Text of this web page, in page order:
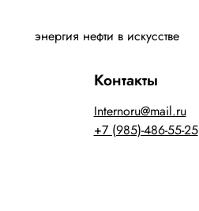
энергия нефти в искусстве
Контакты
Internoru@mail.ru
+7 (985)-486-55-25